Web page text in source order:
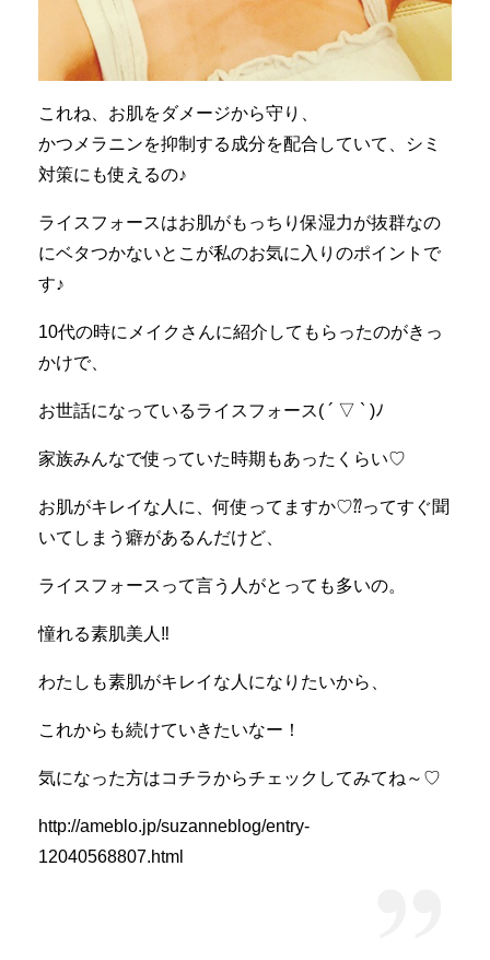
これね、お肌をダメージから守り、
かつメラニンを抑制する成分を配合していて、シミ
対策にも使えるの♪
ライスフォースはお肌がもっちり保湿力が抜群なの
にベタつかないとこが私のお気に入りのポイントで
す♪
10代の時にメイクさんに紹介してもらったのがきっ
かけで、
お世話になっているライスフォース( ´ ▽ ` )ﾉ
家族みんなで使っていた時期もあったくらい♡
お肌がキレイな人に、何使ってますか♡⁇ってすぐ聞
いてしまう癖があるんだけど、
ライスフォースって言う人がとっても多いの。
憧れる素肌美人‼︎
わたしも素肌がキレイな人になりたいから、
これからも続けていきたいなー！
気になった方はコチラからチェックしてみてね～♡
http://ameblo.jp/suzanneblog/entry-
12040568807.html